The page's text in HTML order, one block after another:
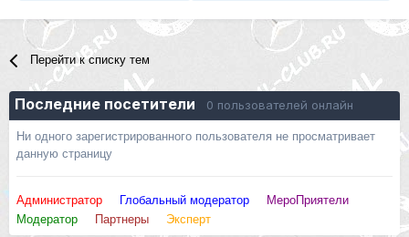
Перейти к списку тем
Последние посетители 0 пользователей онлайн
Ни одного зарегистрированного пользователя не просматривает
данную страницу
Администратор Глобальный модератор
МероПриятели
Модератор
Партнеры Эксперт